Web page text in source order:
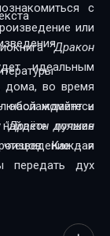
или
"Дракон
идеальным
дома, во время
момент и
лучшие
чтецов. Каждая
передать дух
максимально
всё, чтобы
"Дракон должен
- и